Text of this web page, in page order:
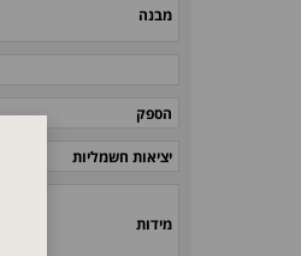
מבנה
הספק
יציאות חשמליות
מידות